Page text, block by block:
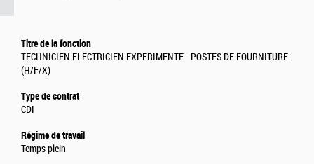
Titre de la fonction
TECHNICIEN ELECTRICIEN EXPERIMENTE - POSTES DE FOURNITURE
(H/F/X)
Type de contrat
CDI
Régime de travail
Temps plein